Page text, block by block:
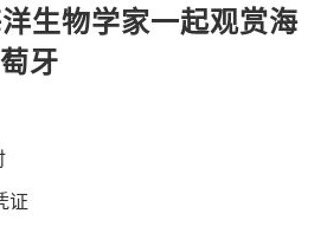
生物学家一起观赏海
牙
证